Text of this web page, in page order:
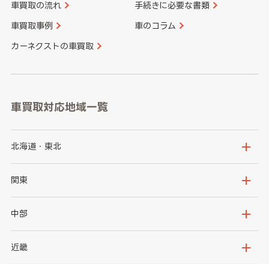
車買取の流れ 手続きに必要な書類
車買取事例 車のコラム
カーネクストの車買取
車買取対応地域一覧
北海道・東北
北海道
岩手県
秋田県
関東
茨城県
群馬県
中部
新潟県
近畿